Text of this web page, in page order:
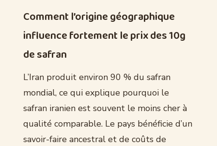
Comment l’origine géographique
influence fortement le prix des 10g
de safran
L’Iran produit environ 90 % du safran
mondial, ce qui explique pourquoi le
safran iranien est souvent le moins cher à
qualité comparable. Le pays bénéficie d’un
savoir-faire ancestral et de coûts de